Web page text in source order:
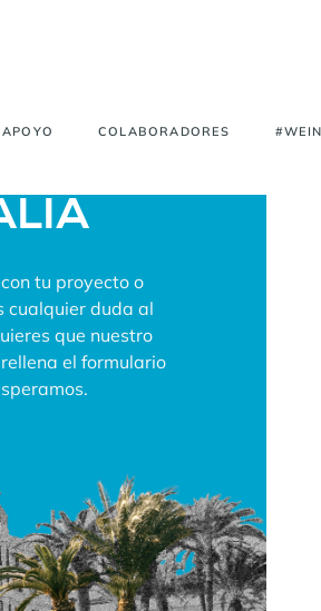
COLABORADORES
tu proyecto o
cualquier duda al
que nuestro
el formulario